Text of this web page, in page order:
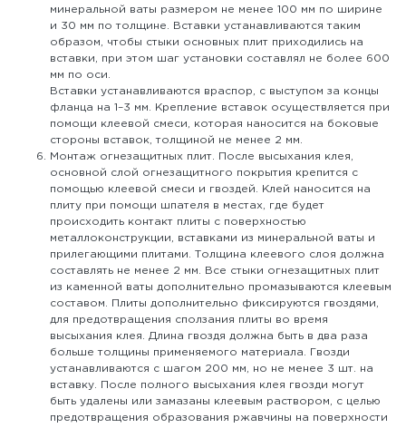
минеральной ваты размером не менее 100 мм по ширине
и 30 мм по толщине. Вставки устанавливаются таким
образом, чтобы стыки основных плит приходились на
вставки, при этом шаг установки составлял не более 600
мм по оси.
Вставки устанавливаются враспор, с выступом за концы
фланца на 1–3 мм. Крепление вставок осуществляется при
помощи клеевой смеси, которая наносится на боковые
стороны вставок, толщиной не менее 2 мм.
Монтаж огнезащитных плит. После высыхания клея,
основной слой огнезащитного покрытия крепится с
помощью клеевой смеси и гвоздей. Клей наносится на
плиту при помощи шпателя в местах, где будет
происходить контакт плиты с поверхностью
металлоконструкции, вставками из минеральной ваты и
прилегающими плитами. Толщина клеевого слоя должна
составлять не менее 2 мм. Все стыки огнезащитных плит
из каменной ваты дополнительно промазываются клеевым
составом. Плиты дополнительно фиксируются гвоздями,
для предотвращения сползания плиты во время
высыхания клея. Длина гвоздя должна быть в два раза
больше толщины применяемого материала. Гвозди
устанавливаются с шагом 200 мм, но не менее 3 шт. на
вставку. После полного высыхания клея гвозди могут
быть удалены или замазаны клеевым раствором, с целью
предотвращения образования ржавчины на поверхности